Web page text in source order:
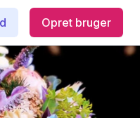
Opret bruger